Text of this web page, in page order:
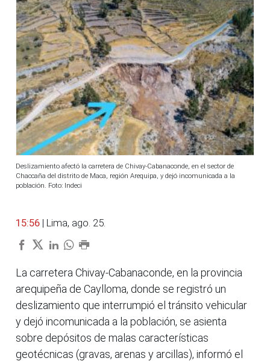
Deslizamiento afectó la carretera de Chivay-Cabanaconde, en el sector de
Chaccaña del distrito de Maca, región Arequipa, y dejó incomunicada a la
población. Foto: Indeci
15:56 | Lima, ago. 25.
La carretera Chivay-Cabanaconde, en la provincia
arequipeña de Caylloma, donde se registró un
deslizamiento que interrumpió el tránsito vehicular
y dejó incomunicada a la población, se asienta
sobre depósitos de malas características
geotécnicas (gravas, arenas y arcillas), informó el